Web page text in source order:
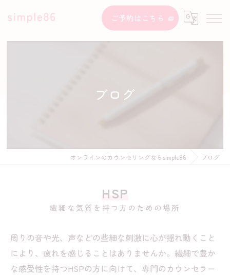
ご予約はこちら
ブログ
オンラインのカウンセリングならsimple86 ブログ
HSP
繊細な気質を持つ方のための場所
周りの音や光、声などの些細な刺激に心が揺れ動くこと
により、疲れを感じることはありませんか。繊細で豊か
な感受性を持つHSPの方に向けて、専門のカウンセラー